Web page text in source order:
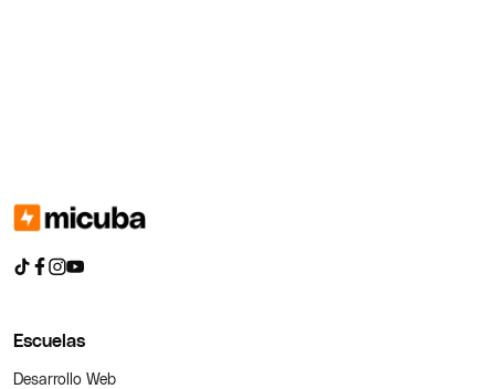
Escuelas
Desarrollo Web